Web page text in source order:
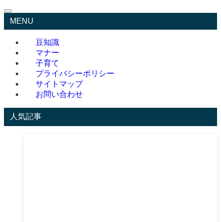
MENU
豆知識
マナー
子育て
プライバシーポリシー
サイトマップ
お問い合わせ
人気記事